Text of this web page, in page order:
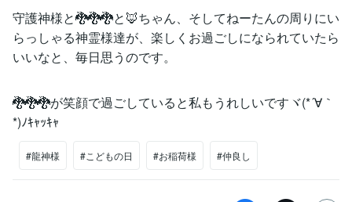
守護神様と🐉🐉🐉と🦊ちゃん、そしてねーたんの周りにい
らっしゃる神霊様達が、楽しくお過ごしになられていたら
いいなと、毎日思うのです。
🐉🐉🐉が笑顔で過ごしていると私もうれしいですヾ(*´∀｀
*)ﾉｷｬｯｷｬ
#龍神様 #こどもの日 #お稲荷様 #仲良し